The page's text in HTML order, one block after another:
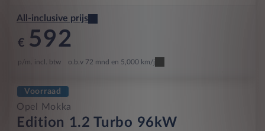
All-inclusive prijs
€ 592
p/m. incl. btw o.b.v 72 mnd en 5,000 km/j
Voorraad
Opel Mokka
Edition 1.2 Turbo 96kW